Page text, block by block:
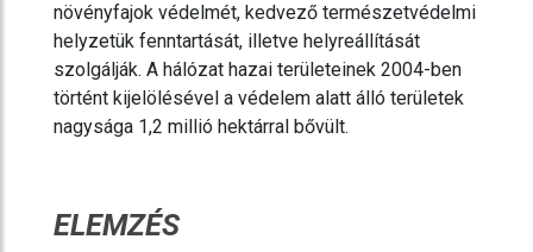
növényfajok védelmét, kedvező természetvédelmi
helyzetük fenntartását, illetve helyreállítását
szolgálják. A hálózat hazai területeinek 2004-ben
történt kijelölésével a védelem alatt álló területek
nagysága 1,2 millió hektárral bővült.
ELEMZÉS